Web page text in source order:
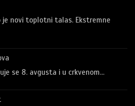
je novi toplotni talas. Ekstremne
se 8. avgusta i u crkvenom…